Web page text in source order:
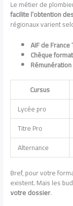
Le métier de
facilite l’obtention
régionaux varient
AIF de France
Chèque
Cursus
Lycée pro
Titre Pro
Alternance
Bref, pour votre
existent. Mais les
votre dossier.